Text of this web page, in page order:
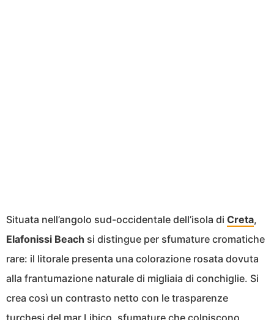
Situata nell’angolo sud-occidentale dell’isola di Creta,
Elafonissi Beach si distingue per sfumature cromatiche
rare: il litorale presenta una colorazione rosata dovuta
alla frantumazione naturale di migliaia di conchiglie. Si
crea così un contrasto netto con le trasparenze
turchesi del mar Libico, sfumature che colpiscono